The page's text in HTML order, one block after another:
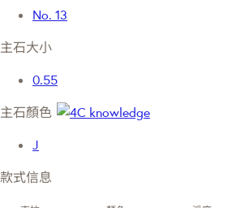
No. 13
主石大小
0.55
主石顏色
J
款式信息